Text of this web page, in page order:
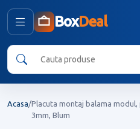
BoxDeal
Acasa/Placuta montaj balama
3mm, Blum